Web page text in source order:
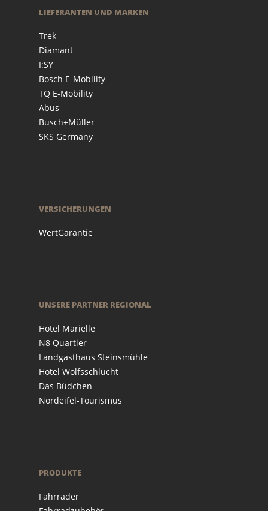
LIEFERANTEN UND MARKEN
Trek
Diamant
I:SY
Bosch E-Mobility
TQ E-Mobility
Abus
Busch+Müller
SKS Germany
VERSICHERUNGEN
WertGarantie
UNSERE PARTNER REGIONAL
Hotel Marielle
N8 Quartier
Landgasthaus Steinsmühle
Hotel Wolfsschlucht
Das Büdchen
Nordeifel-Tourismus
PRODUKTE
Fahrräder